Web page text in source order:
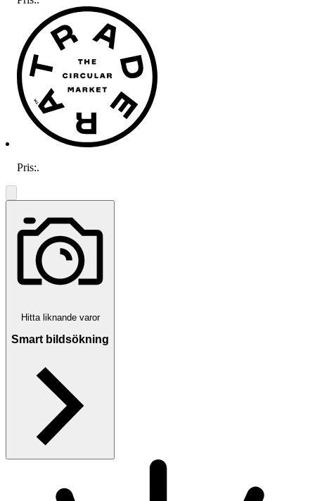
Pris:.
Hitta liknande varor
Smart bildsökning